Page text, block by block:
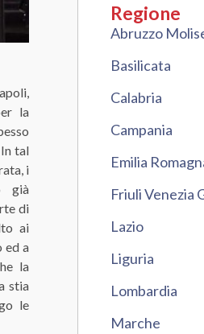
la
tal
i
già
di
ai
ed a
la
stia
le
Regione
Abruzzo
Basilicata
Calabria
Campania
Emilia
Friuli Venezia
Lazio
Liguria
Lombardia
Marche